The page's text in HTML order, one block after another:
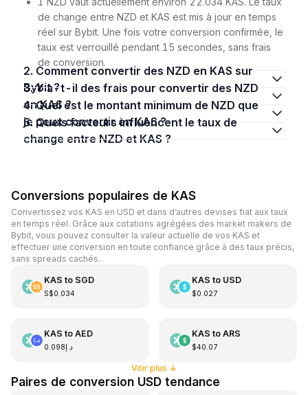
de change entre NZD et KAS est mis à jour en temps
réel sur Bybit. Une fois votre conversion confirmée, le
taux est verrouillé pendant 15 secondes, sans frais
de conversion.
2. Comment convertir des NZD en KAS sur
Bybit ?
3. Y a-t-il des frais pour convertir des NZD
en KAS ?
4. Quel est le montant minimum de NZD que
je peux convertir en KAS ?
5. Quels facteurs influencent le taux de
change entre NZD et KAS ?
Conversions populaires de KAS
Convertissez vos KAS en USD et dans d’autres devises fiat aux taux
en temps réel. Grâce aux cotations agrégées des market makers de
Bybit, vous pouvez consulter la valeur actuelle de vos KAS et
effectuer une conversion en toute confiance grâce à des taux précis,
sans spreads cachés.
KAS to SGD
S$0.034
KAS to USD
$0.027
KAS to AED
د.إ0.098
KAS to ARS
$40.07
Voir plus ↓
Paires de conversion USD tendance